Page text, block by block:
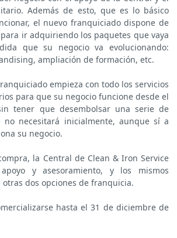
Además de esto, que es lo básico
el nuevo franquiciado dispone de
ir adquiriendo los paquetes que vaya
que su negocio va evolucionando:
ampliación de formación, etc.
empieza con todo los servicios
para que su negocio funcione desde el
tener que desembolsar una serie de
no necesitará inicialmente, aunque sí a
su negocio.
la Central de Clean & Iron Service
y asesoramiento, y los mismos
dos opciones de franquicia.
hasta el 31 de diciembre de